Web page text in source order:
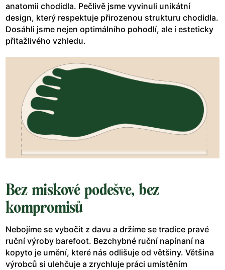
anatomii chodidla. Pečlivě jsme vyvinuli unikátní
design, který respektuje přirozenou strukturu chodidla.
Dosáhli jsme nejen optimálního pohodlí, ale i esteticky
přitažlivého vzhledu.
Bez miskové podešve, bez
kompromisů
Nebojíme se vybočit z davu a držíme se tradice pravé
ruční výroby barefoot. Bezchybné ruční napínaní na
kopyto je umění, které nás odlišuje od většiny. Většina
výrobců si ulehčuje a zrychluje práci umístěním